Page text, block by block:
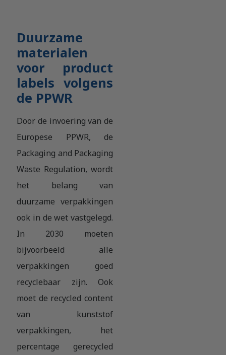
Duurzame
materialen
voor product
labels volgens
de PPWR
Door de invoering van de
Europese PPWR, de
Packaging and Packaging
Waste Regulation, wordt
het belang van
duurzame verpakkingen
ook in de wet vastgelegd.
In 2030 moeten
bijvoorbeeld alle
verpakkingen goed
recyclebaar zijn. Ook
moet de recycled content
van kunststof
verpakkingen, het
percentage gerecycled